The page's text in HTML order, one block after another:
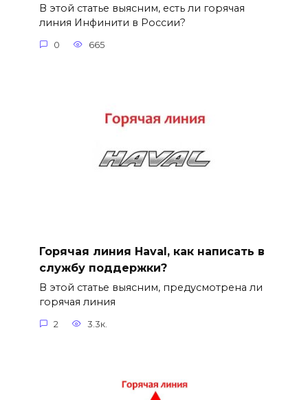
В этой статье выясним, есть ли горячая
линия Инфинити в России?
0 665
Горячая линия Haval, как написать в
службу поддержки?
В этой статье выясним, предусмотрена ли
горячая линия
2 3.3к.